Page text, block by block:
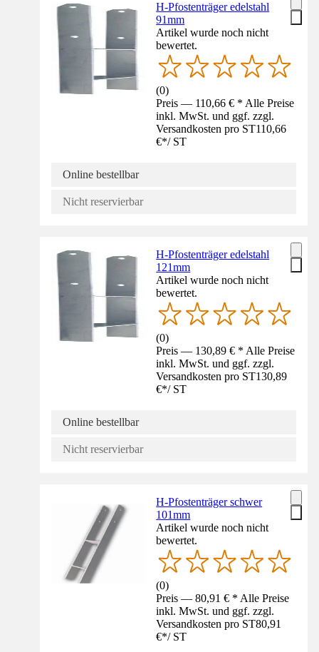
H-Pfostenträger edelstahl
91mm
Artikel wurde noch nicht
bewertet.
(0)
Preis — 110,66 € * Alle Preise
inkl. MwSt. und ggf. zzgl.
Versandkosten pro ST110,66
€*/ ST
Online bestellbar
Nicht reservierbar
H-Pfostenträger edelstahl
121mm
Artikel wurde noch nicht
bewertet.
(0)
Preis — 130,89 € * Alle Preise
inkl. MwSt. und ggf. zzgl.
Versandkosten pro ST130,89
€*/ ST
Online bestellbar
Nicht reservierbar
H-Pfostenträger schwer
101mm
Artikel wurde noch nicht
bewertet.
(0)
Preis — 80,91 € * Alle Preise
inkl. MwSt. und ggf. zzgl.
Versandkosten pro ST80,91
€*/ ST